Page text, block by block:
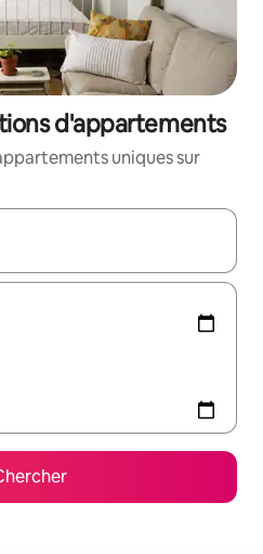
d'appartements
uniques sur
parcourez-les en utilisant